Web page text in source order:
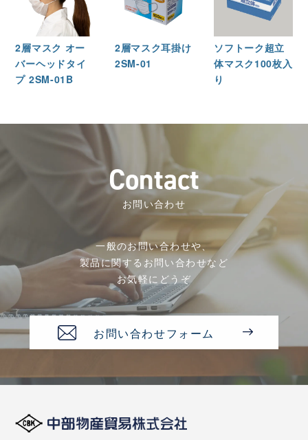
2層マスク オー
バーヘッドタイ
プ 2SM-01B
2層マスク耳掛け
2SM-01
ソフトーク超立
体マスク100枚入
り
Contact
お問い合わせ
一般のお問い合わせや、
製品に関するお問い合わせなど
お気軽にどうぞ
お問い合わせフォーム